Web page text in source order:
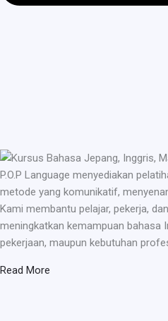
P.O.P Language menyediakan
metode yang komunikatif,
Kami membantu pelajar, pekerja,
meningkatkan kemampuan bahasa
pekerjaan, maupun kebutuhan
Read More